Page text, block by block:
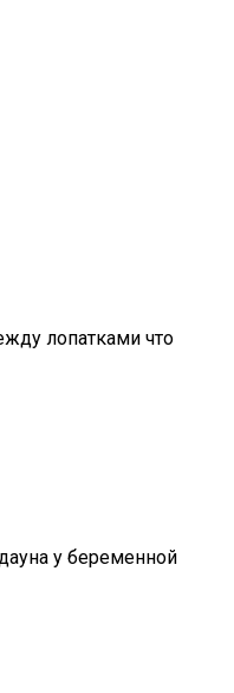
лопатками что
у беременной